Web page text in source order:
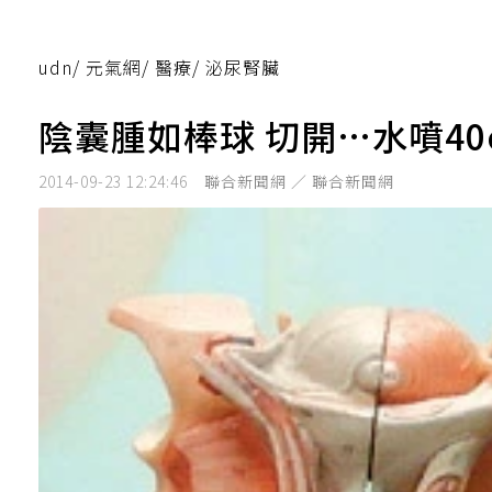
udn/ 元氣網/ 醫療/ 泌尿腎臟
陰囊腫如棒球 切開…水噴
2014-09-23 12:24:46 聯合新聞網 ／ 聯合新聞網